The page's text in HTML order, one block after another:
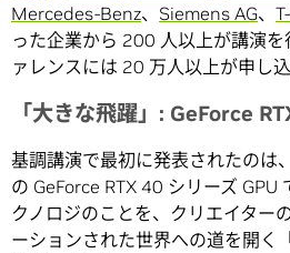
Mercedes-Benz、 Siemens AG、
った企業から 200 人以上が講演
ァレンスには 20 万人以上が申し
「大きな飛躍」: GeForce
基調講演で最初に発表されたのは
の GeForce RTX 40 シリーズ GPU
クノロジのことを、クリエイター
ーションされた世界への道を開く